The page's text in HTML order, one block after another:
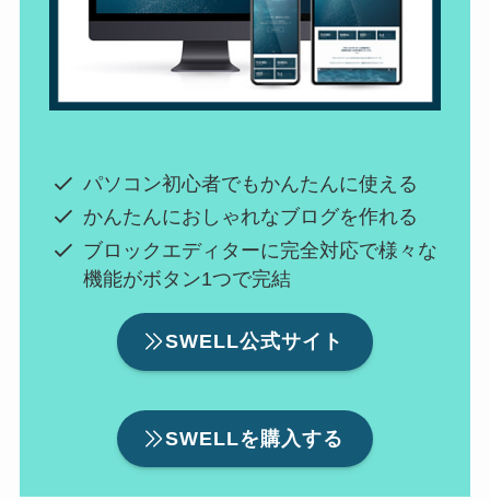
パソコン初心者でもかんたんに使える
かんたんにおしゃれなブログを作れる
ブロックエディターに完全対応で様々な
機能がボタン1つで完結
SWELL公式サイト
SWELLを購入する